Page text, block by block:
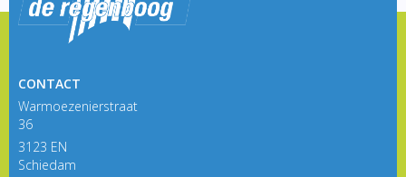
CONTACT
Warmoezenierstraat
36
3123 EN
Schiedam